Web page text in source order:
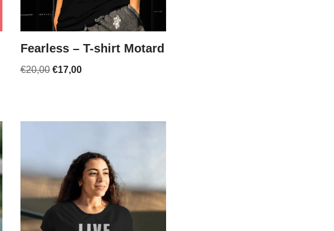
Fearless – T-shirt Motard
€20,00 €17,00